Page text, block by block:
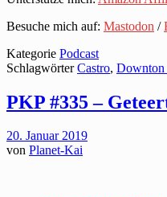
Besuche mich auf: Mastodon /
Kategorie Podcast
SchlagwörterCastro, Downton
PKP #335 –
20. Januar 2019
von Planet-Kai